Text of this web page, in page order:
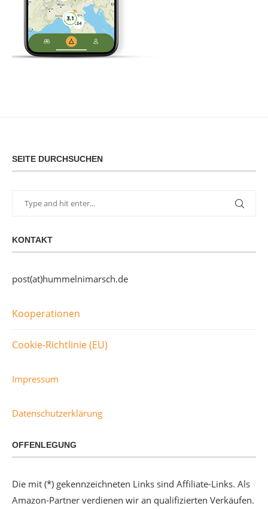
SEITE DURCHSUCHEN
KONTAKT
post(at)hummelnimarsch.de
Kooperationen
Cookie-Richtlinie (EU)
Impressum
Datenschutzerklärung
OFFENLEGUNG
Die mit (*) gekennzeichneten Links sind Affiliate-Links. Als
Amazon-Partner verdienen wir an qualifizierten Verkäufen.